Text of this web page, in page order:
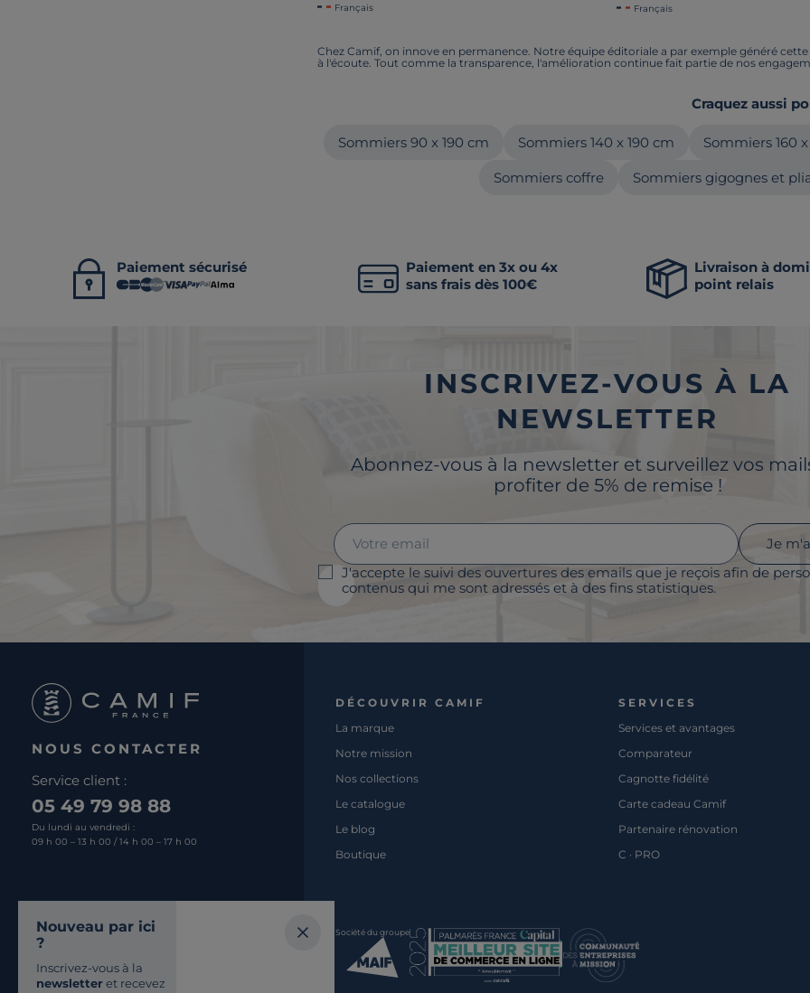
Français Français
Chez Camif, on innove en permanence. Notre équipe éditoriale a par exemple généré
à l'écoute. Tout comme la transparence, l'amélioration continue fait partie de nos
Craquez aussi
Sommiers 90 x 190 cm Sommiers 140 x 190 cm Sommiers 160
Sommiers coffre Sommiers gigognes et
Paiement sécurisé
Paiement en 3x ou 4x
sans frais dès 100€
Livraison à
point relais
INSCRIVEZ-VOUS À LA
NEWSLETTER
Abonnez-vous à la newsletter et surveillez vos
profiter de 5% de remise !
J'accepte le suivi des ouvertures des emails que je reçois afin de
contenus qui me sont adressés et à des fins statistiques.
Je
NOUS CONTACTER
Service client :
05 49 79 98 88
Du lundi au vendredi :
09 h 00 – 13 h 00 / 14 h 00 – 17 h 00
SUR LES RÉSEAUX
DÉCOUVRIR CAMIF
La marque
Notre mission
Nos collections
Le catalogue
Le blog
Boutique
SERVICES
Services et avantages
Comparateur
Cagnotte fidélité
Carte cadeau Camif
Partenaire rénovation
C · PRO
Société du groupe
Nouveau par ici
?
Inscrivez-vous à la
newsletteret recevez